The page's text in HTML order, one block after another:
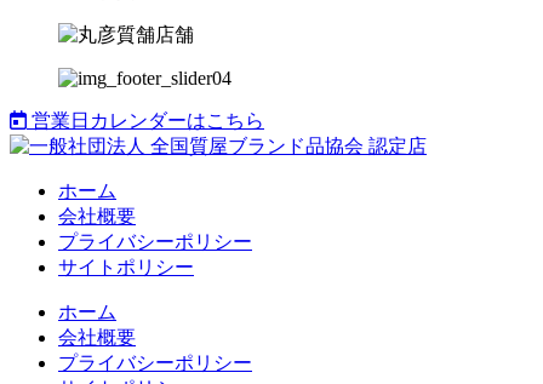
営業日カレンダーはこちら
ホーム
会社概要
プライバシーポリシー
サイトポリシー
ホーム
会社概要
プライバシーポリシー